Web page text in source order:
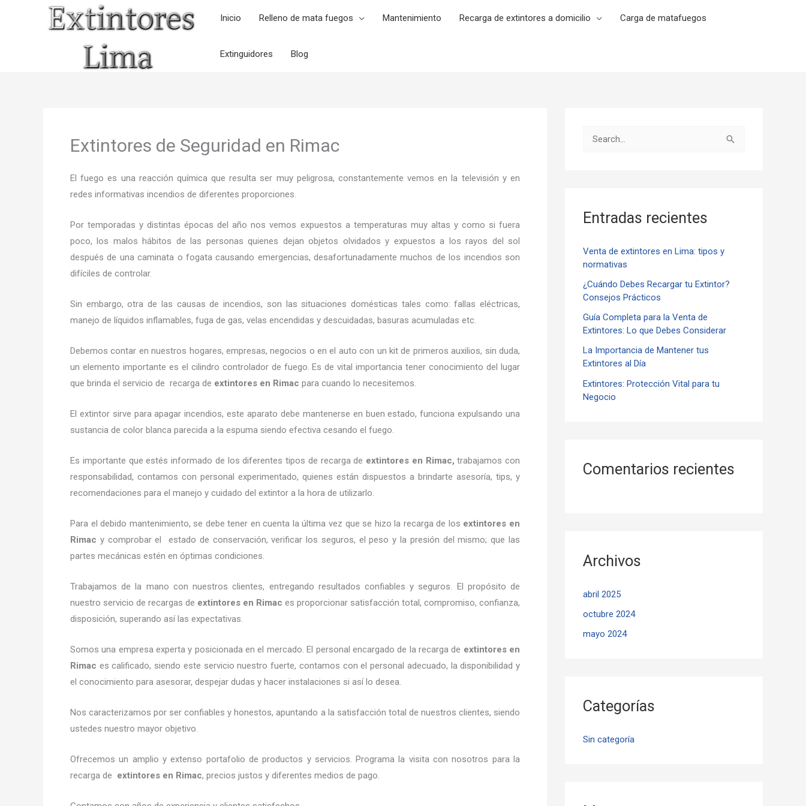
Inicio Relleno de mata fuegos Mantenimiento Recarga de extintores a domicilio Carga de matafuegos
Extinguidores Blog
Extintores de Seguridad en Rimac
El fuego es una reacción química que resulta ser muy peligrosa, constantemente vemos en la televisión y en
redes informativas incendios de diferentes proporciones.
Por temporadas y distintas épocas del año nos vemos expuestos a temperaturas muy altas y como si fuera
poco, los malos hábitos de las personas quienes dejan objetos olvidados y expuestos a los rayos del sol
después de una caminata o fogata causando emergencias, desafortunadamente muchos de los incendios son
difíciles de controlar.
Sin embargo, otra de las causas de incendios, son las situaciones domésticas tales como: fallas eléctricas,
manejo de líquidos inflamables, fuga de gas, velas encendidas y descuidadas, basuras acumuladas etc.
Debemos contar en nuestros hogares, empresas, negocios o en el auto con un kit de primeros auxilios, sin duda,
un elemento importante es el cilindro controlador de fuego. Es de vital importancia tener conocimiento del lugar
que brinda el servicio de recarga de extintores en Rimac para cuando lo necesitemos.
El extintor sirve para apagar incendios, este aparato debe mantenerse en buen estado, funciona expulsando una
sustancia de color blanca parecida a la espuma siendo efectiva cesando el fuego.
Es importante que estés informado de los diferentes tipos de recarga de extintores en Rimac,trabajamos con
responsabilidad, contamos con personal experimentado, quienes están dispuestos a brindarte asesoría, tips, y
recomendaciones para el manejo y cuidado del extintor a la hora de utilizarlo.
Para el debido mantenimiento, se debe tener en cuenta la última vez que se hizo la recarga de los extintores en
Rimac y comprobar el estado de conservación, verificar los seguros, el peso y la presión del mismo; que las
partes mecánicas estén en óptimas condiciones.
Trabajamos de la mano con nuestros clientes, entregando resultados confiables y seguros. El propósito de
nuestro servicio de recargas de extintores en Rimac es proporcionar satisfacción total, compromiso, confianza,
disposición, superando así las expectativas.
Somos una empresa experta y posicionada en el mercado. El personal encargado de la recarga de extintoresen
Rimac es calificado, siendo este servicio nuestro fuerte, contamos con el personal adecuado, la disponibilidad y
el conocimiento para asesorar, despejar dudas y hacer instalaciones si así lo desea.
Nos caracterizamos por ser confiables y honestos, apuntando a la satisfacción total de nuestros clientes, siendo
ustedes nuestro mayor objetivo.
Ofrecemos un amplio y extenso portafolio de productos y servicios. Programa la visita con nosotros para la
recarga de extintores en Rimac, precios justos y diferentes medios de pago.
a
p
o
r
Entradas recientes
Venta de extintores en Lima: tipos y
normativas
¿Cuándo Debes Recargar tu Extintor?
Consejos Prácticos
Guía Completa para la Venta de
Extintores: Lo que Debes Considerar
La Importancia de Mantener tus
Extintores al Día
Extintores: Protección Vital para tu
Negocio
Comentarios recientes
Archivos
abril 2025
octubre 2024
mayo 2024
Categorías
Sin categoría